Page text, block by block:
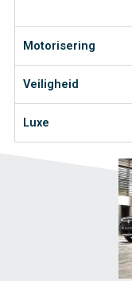
Motorisering
Veiligheid
Luxe